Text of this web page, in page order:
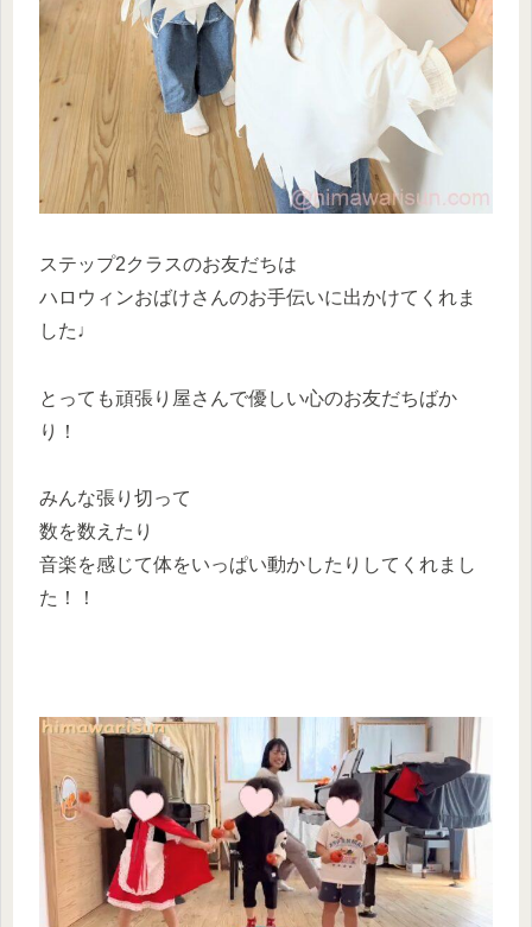
ステップ2クラスのお友だちは
ハロウィンおばけさんのお手伝いに出かけてくれま
した♩
とっても頑張り屋さんで優しい心のお友だちばか
り！
みんな張り切って
数を数えたり
音楽を感じて体をいっぱい動かしたりしてくれまし
た！！